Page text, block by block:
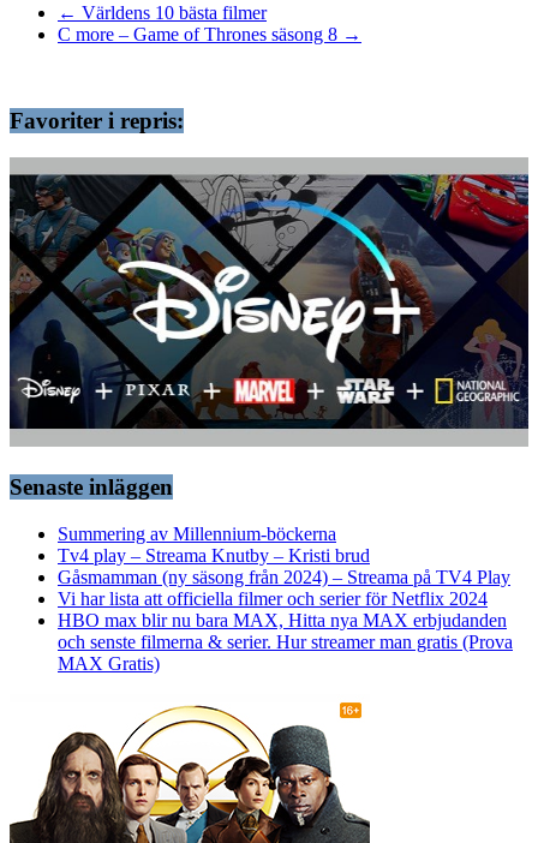
← Världens 10 bästa filmer
C more – Game of Thrones säsong 8 →
Favoriter i repris:
Senaste inläggen
Summering av Millennium-böckerna
Tv4 play – Streama Knutby – Kristi brud
Gåsmamman (ny säsong från 2024) – Streama på TV4 Play
Vi har lista att officiella filmer och serier för Netflix 2024
HBO max blir nu bara MAX, Hitta nya MAX erbjudanden
och senste filmerna & serier. Hur streamer man gratis (Prova
MAX Gratis)